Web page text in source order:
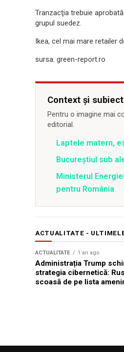
Tranzacţia trebuie
grupul suedez.
Ikea, cel mai mare retailer
sursa: green-report.ro
Context și
Pentru o imagine mai
editorial.
Laptele matern,
Bucureștiul sub
Ministerul
pentru România
ACTUALITATE -
ACTUALITATE 1 an ago
Administrația Trump
strategia cibernetică:
scoasă de pe lista